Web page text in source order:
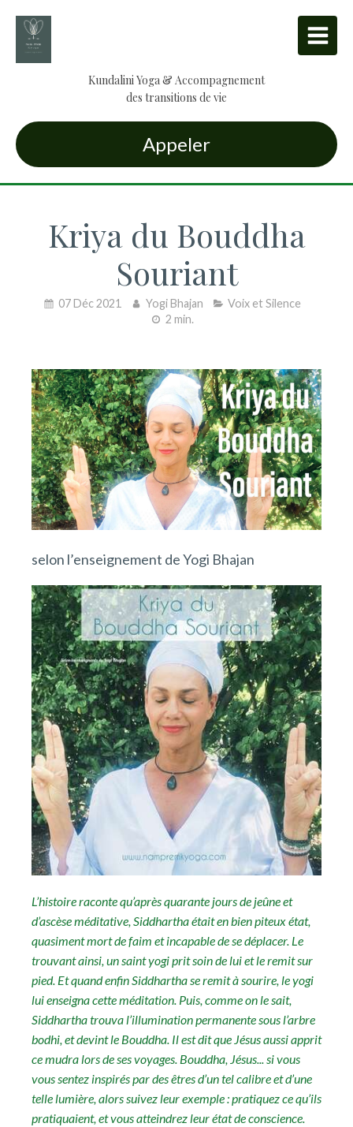
Kundalini Yoga & Accompagnement
des transitions de vie
Appeler
Kriya du Bouddha
Souriant
07 Déc 2021 Yogi Bhajan
Voix et Silence
2 min.
selon l’enseignement de Yogi Bhajan
L’histoire raconte qu’après quarante jours de jeûne et
d’ascèse méditative, Siddhartha était en bien piteux état,
quasiment mort de faim et incapable de se déplacer. Le
trouvant ainsi, un saint yogi prit soin de lui et le remit sur
pied. Et quand enfin Siddhartha se remit à sourire, le yogi
lui enseigna cette méditation. Puis, comme on le sait,
Siddhartha trouva l’illumination permanente sous l’arbre
bodhi, et devint le Bouddha. Il est dit que Jésus aussi apprit
ce mudra lors de ses voyages. Bouddha, Jésus... si vous
vous sentez inspirés par des êtres d’un tel calibre et d’une
telle lumière, alors suivez leur exemple : pratiquez ce qu’ils
pratiquaient, et vous atteindrez leur état de conscience.